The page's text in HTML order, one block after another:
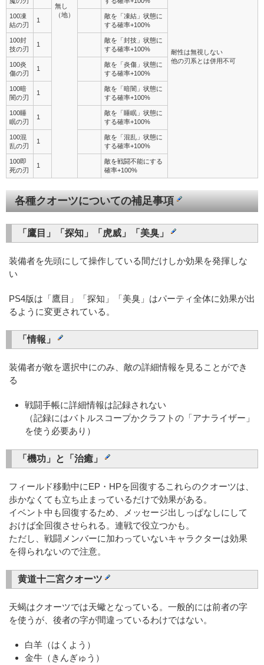
無し
（地）
耐性は無視しない
他の刃系とは併用不可
100凍
結の刃
1
敵を「凍結」状態に
する確率+100%
100封
技の刃
1
敵を「封技」状態に
する確率+100%
100炎
傷の刃
1
敵を「炎傷」状態に
する確率+100%
100暗
闇の刃
1
敵を「暗闇」状態に
する確率+100%
100睡
眠の刃
1
敵を「睡眠」状態に
する確率+100%
100混
乱の刃
1
敵を「混乱」状態に
する確率+100%
100即
死の刃
1
敵を戦闘不能にする
確率+100%
各種クオーツについての補足事項
「鷹目」「探知」「虎威」「美臭」
装備者を先頭にして操作している間だけしか効果を発揮しな
い
PS4版は「鷹目」「探知」「美臭」はパーティ全体に効果が出
るように変更されている。
「情報」
装備者が敵を選択中にのみ、敵の詳細情報を見ることができ
る
戦闘手帳に詳細情報は記録されない
（記録にはバトルスコープかクラフトの「アナライザー」
を使う必要あり）
「機功」と「治癒」
フィールド移動中にEP・HPを回復するこれらのクオーツは、
歩かなくても立ち止まっているだけで効果がある。
イベント中も回復するため、メッセージ出しっぱなしにして
おけば全回復させられる。連戦で役立つかも。
ただし、戦闘メンバーに加わっていないキャラクターは効果
を得られないので注意。
黄道十二宮クオーツ
天蝎はクオーツでは天蠍となっている。一般的には前者の字
を使うが、後者の字が間違っているわけではない。
白羊（はくよう）
金牛（きんぎゅう）